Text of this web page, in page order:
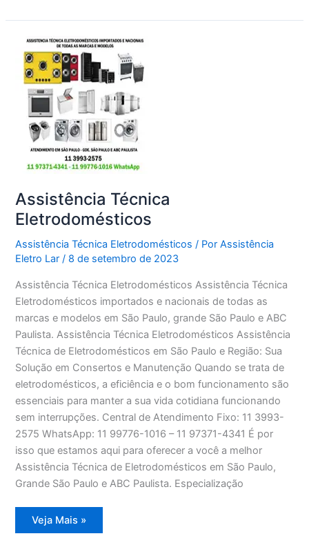
Assistência Técnica
Eletrodomésticos
Assistência Técnica Eletrodomésticos / PorAssistência
Eletro Lar/ 8 de setembro de 2023
Assistência Técnica Eletrodomésticos Assistência Técnica
Eletrodomésticos importados e nacionais de todas as
marcas e modelos em São Paulo, grande São Paulo e ABC
Paulista. Assistência Técnica Eletrodomésticos Assistência
Técnica de Eletrodomésticos em São Paulo e Região: Sua
Solução em Consertos e Manutenção Quando se trata de
eletrodomésticos, a eficiência e o bom funcionamento são
essenciais para manter a sua vida cotidiana funcionando
sem interrupções. Central de Atendimento Fixo: 11 3993-
2575 WhatsApp: 11 99776-1016 – 11 97371-4341 É por
isso que estamos aqui para oferecer a você a melhor
Assistência Técnica de Eletrodomésticos em São Paulo,
Grande São Paulo e ABC Paulista. Especialização
Assistência
Técnica
Veja Mais »